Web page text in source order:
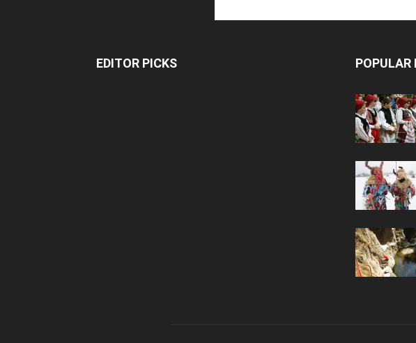
EDITOR PICKS POPULAR